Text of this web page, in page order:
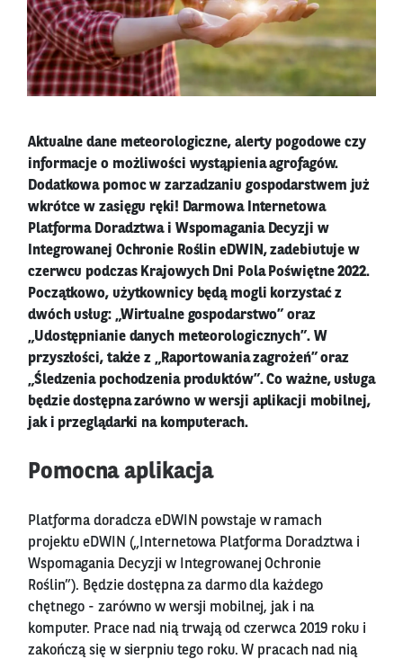
Aktualne dane meteorologiczne, alerty pogodowe czy
informacje o możliwości wystąpienia agrofagów.
Dodatkowa pomoc w zarzadzaniu gospodarstwem już
wkrótce w zasięgu ręki! Darmowa Internetowa
Platforma Doradztwa i Wspomagania Decyzji w
Integrowanej Ochronie Roślin eDWIN, zadebiutuje w
czerwcu podczas Krajowych Dni Pola Poświętne 2022.
Początkowo, użytkownicy będą mogli korzystać z
dwóch usług: „Wirtualne gospodarstwo” oraz
„Udostępnianie danych meteorologicznych”. W
przyszłości, także z „Raportowania zagrożeń” oraz
„Śledzenia pochodzenia produktów”. Co ważne, usługa
będzie dostępna zarówno w wersji aplikacji mobilnej,
jak i przeglądarki na komputerach.
Pomocna aplikacja
Platforma doradcza eDWIN powstaje w ramach
projektu eDWIN („Internetowa Platforma Doradztwa i
Wspomagania Decyzji w Integrowanej Ochronie
Roślin”). Będzie dostępna za darmo dla każdego
chętnego - zarówno w wersji mobilnej, jak i na
komputer. Prace nad nią trwają od czerwca 2019 roku i
zakończą się w sierpniu tego roku. W pracach nad nią